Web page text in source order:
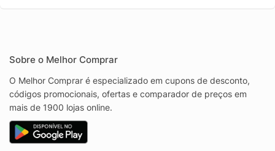
Sobre o Melhor Comprar
O Melhor Comprar é especializado em cupons de desconto,
códigos promocionais, ofertas e comparador de preços em
mais de 1900 lojas online.